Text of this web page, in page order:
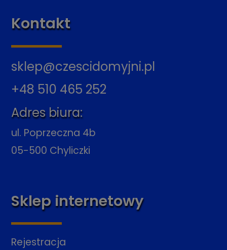
Kontakt
sklep@czescidomyjni.pl
+48 510 465 252
Adres biura:
ul. Poprzeczna 4b
05-500 Chyliczki
Sklep internetowy
Rejestracja